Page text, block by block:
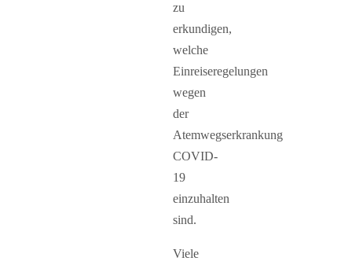
zu
erkundigen,
welche
Einreiseregelungen
wegen
der
Atemwegserkrankung
COVID-
19
einzuhalten
sind.
Viele